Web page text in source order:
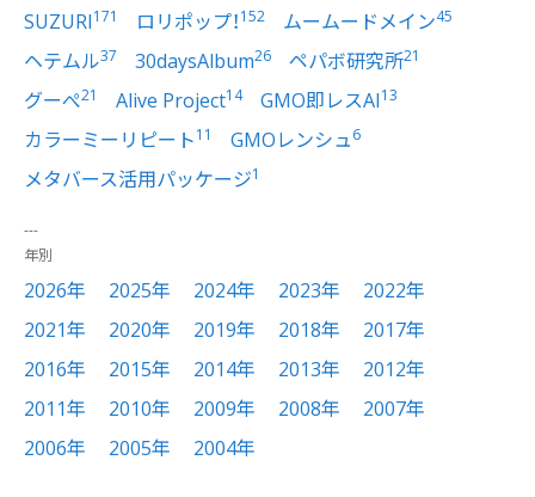
SUZURI171 ロリポップ！152 ムームードメイン45
ヘテムル37 30daysAlbum26 ペパボ研究所21
グーぺ21 Alive Project14 GMO即レスAI13
カラーミーリピート11 GMOレンシュ6
メタバース活用パッケージ1
年別
2026年 2025年 2024年 2023年
2022年
2021年
2020年 2019年 2018年
2017年
2016年
2015年 2014年 2013年
2012年
2011年
2010年 2009年 2008年
2007年
2006年
2005年 2004年